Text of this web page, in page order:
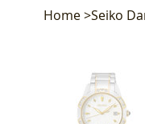
Home>Seiko